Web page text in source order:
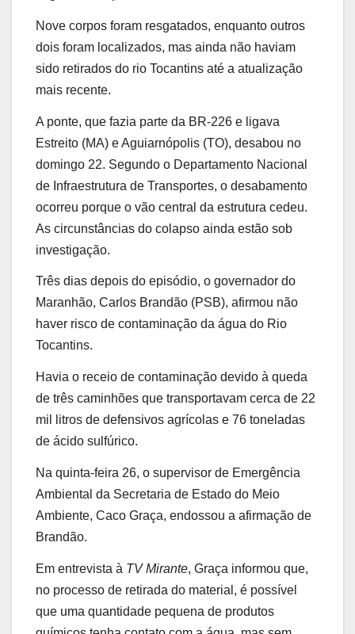
Nove corpos foram resgatados, enquanto outros
dois foram localizados, mas ainda não haviam
sido retirados do rio Tocantins até a atualização
mais recente.
A ponte, que fazia parte da BR-226 e ligava
Estreito (MA) e Aguiarnópolis (TO), desabou no
domingo 22. Segundo o Departamento Nacional
de Infraestrutura de Transportes, o desabamento
ocorreu porque o vão central da estrutura cedeu.
As circunstâncias do colapso ainda estão sob
investigação.
Três dias depois do episódio, o governador do
Maranhão, Carlos Brandão (PSB), afirmou não
haver risco de contaminação da água do Rio
Tocantins.
Havia o receio de contaminação devido à queda
de três caminhões que transportavam cerca de 22
mil litros de defensivos agrícolas e 76 toneladas
de ácido sulfúrico.
Na quinta-feira 26, o supervisor de Emergência
Ambiental da Secretaria de Estado do Meio
Ambiente, Caco Graça, endossou a afirmação de
Brandão.
Em entrevista à TV Mirante, Graça informou que,
no processo de retirada do material, é possível
que uma quantidade pequena de produtos